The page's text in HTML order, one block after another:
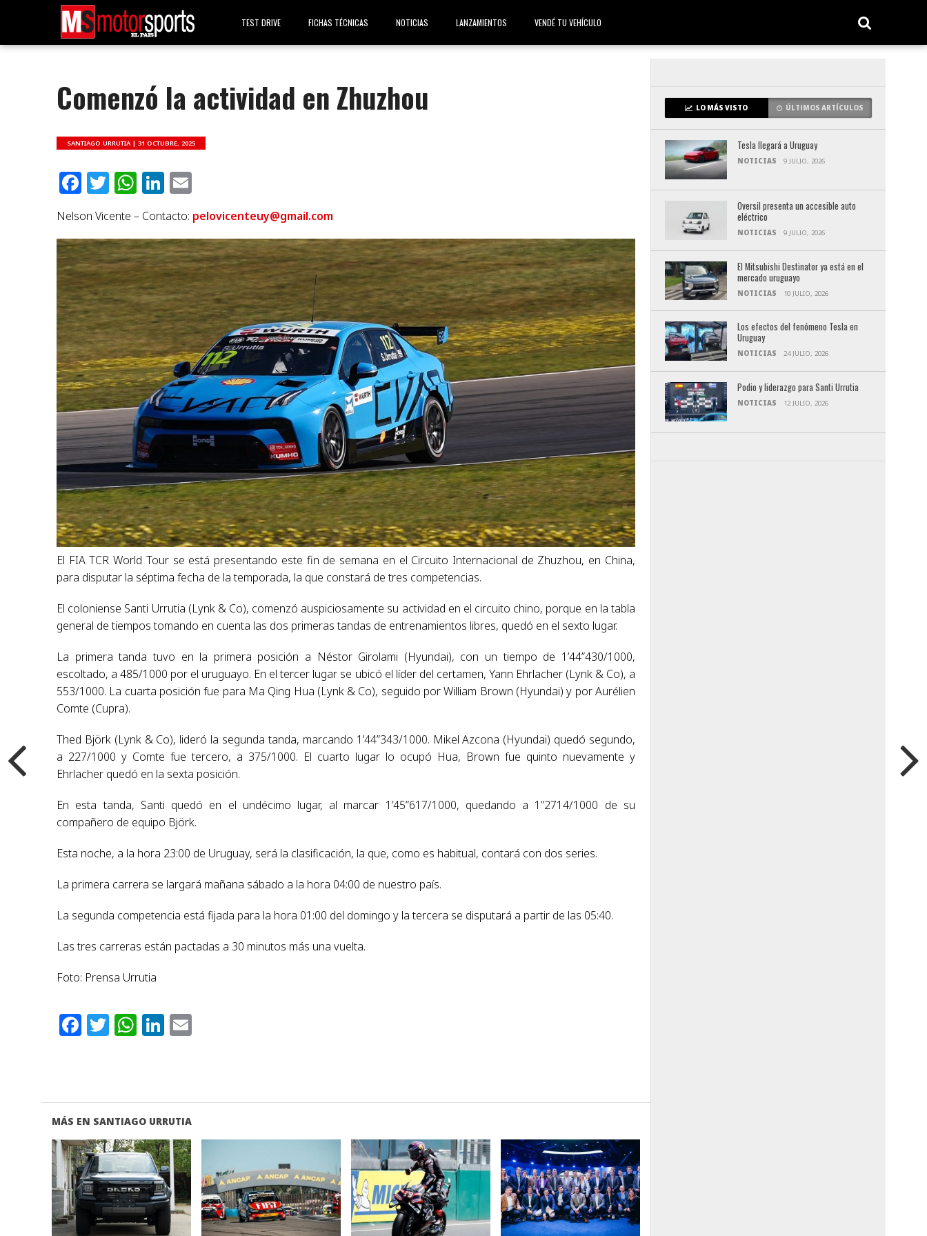
TEST DRIVE FICHAS TÉCNICAS NOTICIAS LANZAMIENTOS VENDÉ TU VEHÍCULO
Comenzó la actividad en Zhuzhou
SANTIAGO URRUTIA |31 OCTUBRE, 2025
Facebook
Twitter
WhatsApp
LinkedIn
Nelson Vicente – Contacto: pelovicenteuy@gmail.com
El FIA TCR World Tour se está presentando este fin de semana en el Circuito Internacional de Zhuzhou, en China,
para disputar la séptima fecha de la temporada, la que constará de tres competencias.
El coloniense Santi Urrutia (Lynk & Co), comenzó auspiciosamente su actividad en el circuito chino, porque en la tabla
general de tiempos tomando en cuenta las dos primeras tandas de entrenamientos libres, quedó en el sexto lugar.
La primera tanda tuvo en la primera posición a Néstor Girolami (Hyundai), con un tiempo de 1’44”430/1000,
escoltado, a 485/1000 por el uruguayo. En el tercer lugar se ubicó el líder del certamen, Yann Ehrlacher (Lynk & Co), a
553/1000. La cuarta posición fue para Ma Qing Hua (Lynk & Co), seguido por William Brown (Hyundai) y por Aurélien
Comte (Cupra).
Thed Björk (Lynk & Co), lideró la segunda tanda, marcando 1’44”343/1000. Mikel Azcona (Hyundai) quedó segundo,
a 227/1000 y Comte fue tercero, a 375/1000. El cuarto lugar lo ocupó Hua, Brown fue quinto nuevamente y
Ehrlacher quedó en la sexta posición.
En esta tanda, Santi quedó en el undécimo lugar, al marcar 1’45”617/1000, quedando a 1”2714/1000 de su
compañero de equipo Björk.
Esta noche, a la hora 23:00 de Uruguay, será la clasificación, la que, como es habitual, contará con dos series.
La primera carrera se largará mañana sábado a la hora 04:00 de nuestro país.
La segunda competencia está fijada para la hora 01:00 del domingo y la tercera se disputará a partir de las 05:40.
Las tres carreras están pactadas a 30 minutos más una vuelta.
Foto: Prensa Urrutia
Facebook
Twitter
WhatsApp
LinkedIn
MÁS EN SANTIAGO URRUTIA
VER NOTA VER NOTA VER NOTA VER NOTA
LO MÁS VISTO ÚLTIMOS ARTÍCULOS
Tesla llegará a Uruguay
NOTICIAS 9 JULIO, 2026
Oversil presenta un accesible auto
eléctrico
NOTICIAS 9 JULIO, 2026
El Mitsubishi Destinator ya está en el
mercado uruguayo
NOTICIAS 10 JULIO, 2026
Los efectos del fenómeno Tesla en
Uruguay
NOTICIAS 24 JULIO, 2026
Podio y liderazgo para Santi Urrutia
NOTICIAS 12 JULIO, 2026